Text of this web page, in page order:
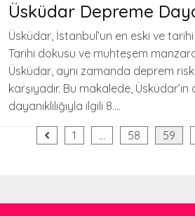
Üsküdar Depreme
Üsküdar, İstanbul’un en eski ve
Tarihi dokusu ve muhteşem
Üsküdar, aynı zamanda deprem
karşıyadır. Bu makalede,
dayanıklılığıyla ilgili 8….
1 … 58 59